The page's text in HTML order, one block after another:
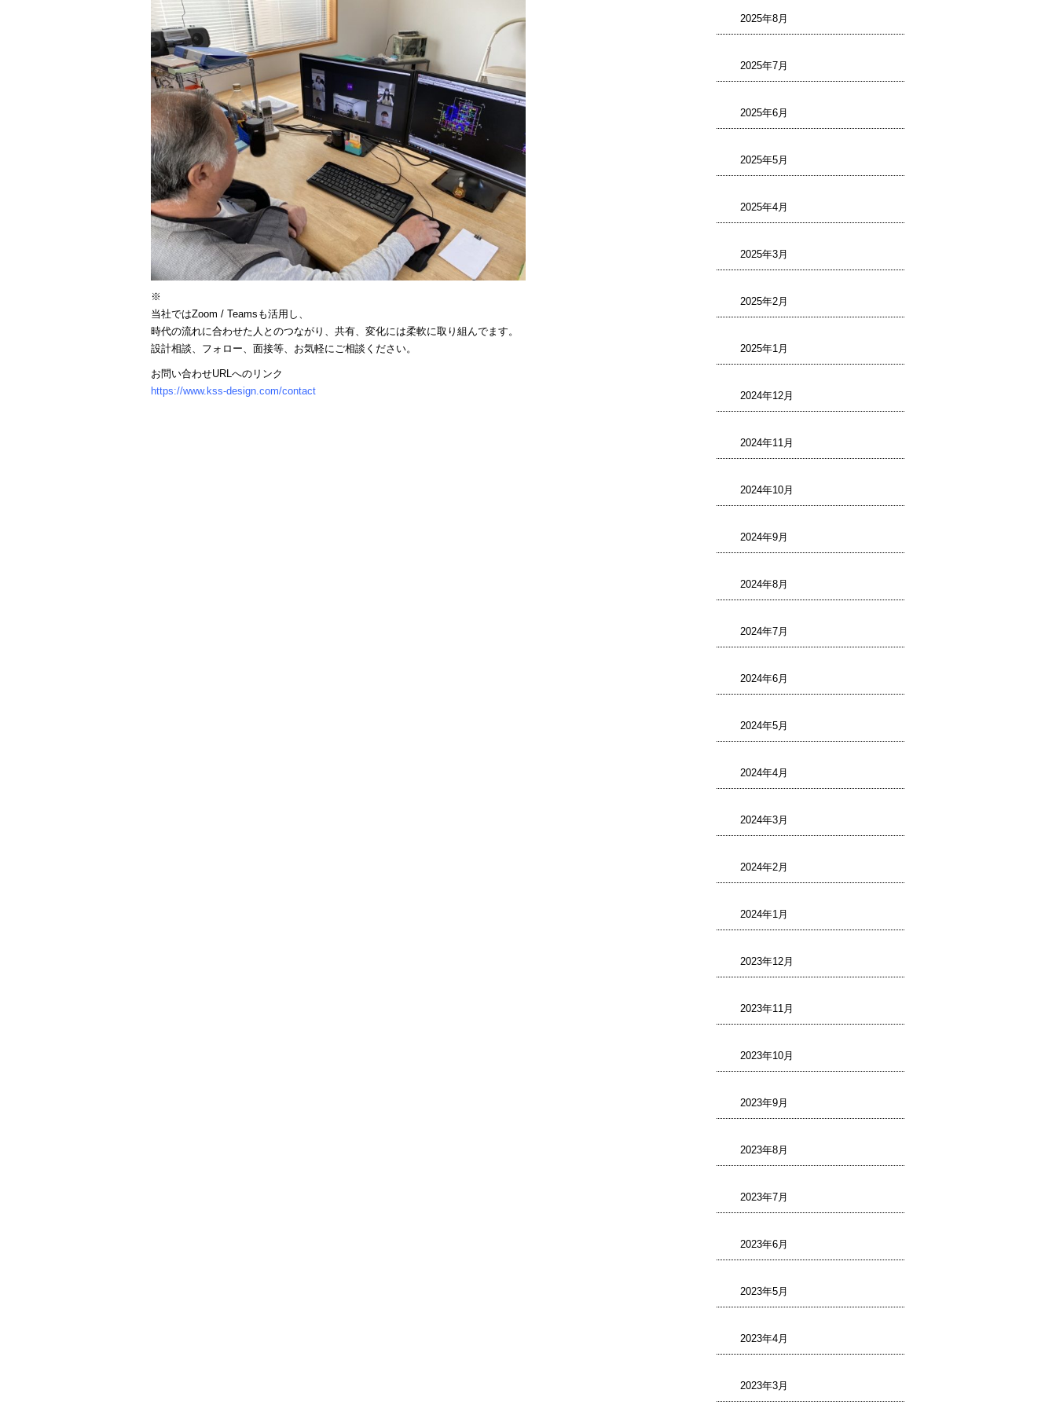
※
当社ではZoom / Teamsも活用し、
時代の流れに合わせた人とのつながり、共有、変化には柔軟に取り組んでます。
設計相談、フォロー、面接等、お気軽にご相談ください。
お問い合わせURLへのリンク
https://www.kss-design.com/contact
2025年8月
2025年7月
2025年6月
2025年5月
2025年4月
2025年3月
2025年2月
2025年1月
2024年12月
2024年11月
2024年10月
2024年9月
2024年8月
2024年7月
2024年6月
2024年5月
2024年4月
2024年3月
2024年2月
2024年1月
2023年12月
2023年11月
2023年10月
2023年9月
2023年8月
2023年7月
2023年6月
2023年5月
2023年4月
2023年3月